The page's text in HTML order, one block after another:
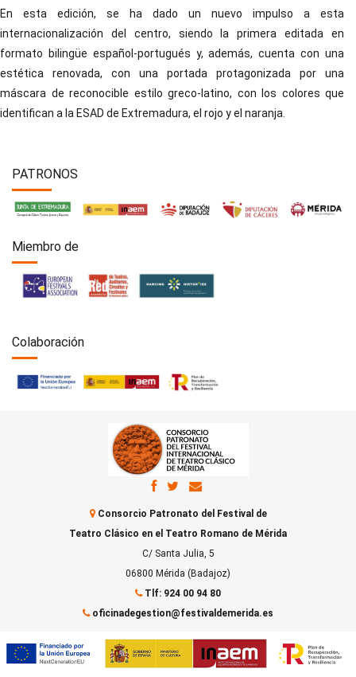
En esta edición, se ha dado un nuevo impulso a esta
internacionalización del centro, siendo la primera editada en
formato bilingüe español-portugués y, además, cuenta con una
estética renovada, con una portada protagonizada por una
máscara de reconocible estilo greco-latino, con los colores que
identifican a la ESAD de Extremadura, el rojo y el naranja.
PATRONOS
Miembro de
Colaboración
Consorcio Patronato del Festival de
Teatro Clásico en el Teatro Romano de Mérida
C/ Santa Julia, 5
06800 Mérida (Badajoz)
Tlf: 924 00 94 80
oficinadegestion@festivaldemerida.es